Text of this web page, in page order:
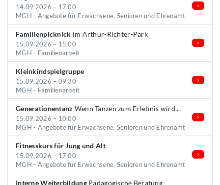
14.09.2026 – 17:00
MGH - Angebote für Erwachsene, Senioren und Ehrenamt
Familienpicknick im Arthur-Richter-Park
15.09.2026 – 15:00
MGH - Familienarbeit
Kleinkindspielgruppe
15.09.2026 – 09:30
MGH - Familienarbeit
Generationentanz Wenn Tanzen zum Erlebnis wird...
15.09.2026 – 10:00
MGH - Angebote für Erwachsene, Senioren und Ehrenamt
Fitnesskurs für Jung und Alt
15.09.2026 – 17:00
MGH - Angebote für Erwachsene, Senioren und Ehrenamt
Interne WeiterbildungPädagogische Beratung